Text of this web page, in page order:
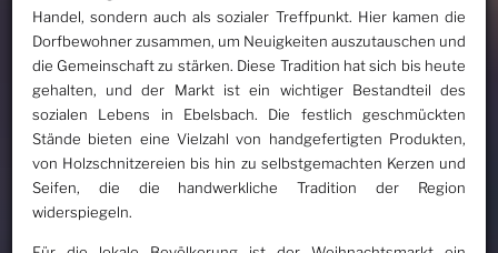
Handel, sondern auch als sozialer Treffpunkt. Hier kamen die
Dorfbewohner zusammen, um Neuigkeiten auszutauschen und
die Gemeinschaft zu stärken. Diese Tradition hat sich bis heute
gehalten, und der Markt ist ein wichtiger Bestandteil des
sozialen Lebens in Ebelsbach. Die festlich geschmückten
Stände bieten eine Vielzahl von handgefertigten Produkten,
von Holzschnitzereien bis hin zu selbstgemachten Kerzen und
Seifen, die die handwerkliche Tradition der Region
widerspiegeln.